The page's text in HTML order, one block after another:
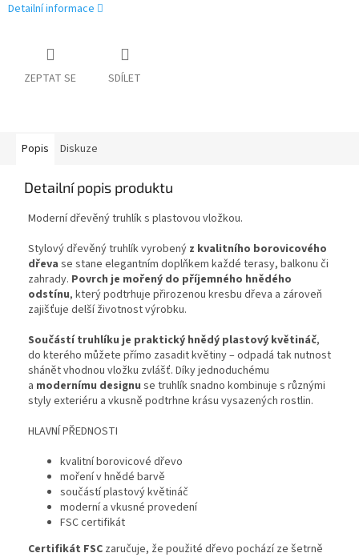
Detailní informace
ZEPTAT SE SDÍLET
Popis Diskuze
Detailní popis produktu
Moderní dřevěný truhlík s plastovou vložkou.
Stylový dřevěný truhlík vyrobený z kvalitního borovicového
dřeva se stane elegantním doplňkem každé terasy, balkonu či
zahrady. Povrch je mořený do příjemného hnědého
odstínu, který podtrhuje přirozenou kresbu dřeva a zároveň
zajišťuje delší životnost výrobku.
Součástí truhlíku je praktický hnědý plastový květináč,
do kterého můžete přímo zasadit květiny – odpadá tak nutnost
shánět vhodnou vložku zvlášť. Díky jednoduchému
a modernímu designu se truhlík snadno kombinuje s různými
styly exteriéru a vkusně podtrhne krásu vysazených rostlin.
HLAVNÍ PŘEDNOSTI
kvalitní borovicové dřevo
moření v hnědé barvě
součástí plastový květináč
moderní a vkusné provedení
FSC certifikát
Certifikát FSC zaručuje, že použité dřevo pochází ze šetrně